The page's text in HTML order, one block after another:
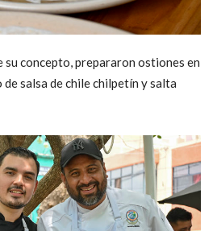
su concepto, prepararon ostiones en
salsa de chile chilpetín y salta